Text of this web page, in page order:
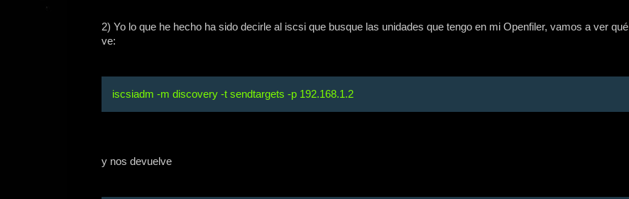
2) Yo lo que he hecho ha sido decirle al iscsi que busque las unidades que tengo en mi Openfiler, vamos a ver qué
ve:
iscsiadm -m discovery -t sendtargets -p 192.168.1.2
y nos devuelve